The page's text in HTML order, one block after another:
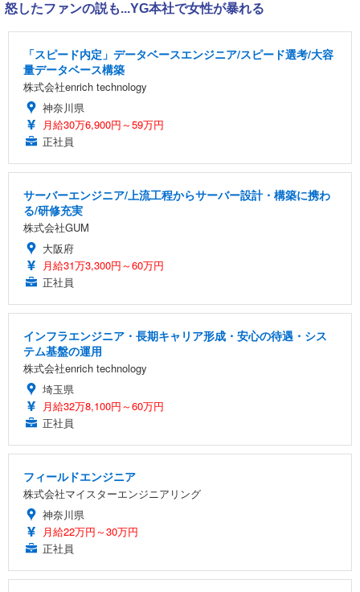
怒したファンの説も...YG本社で女性が暴れる
「スピード内定」データベースエンジニア/スピード選考/大容
量データベース構築
株式会社enrich technology
神奈川県
月給30万6,900円～59万円
正社員
サーバーエンジニア/上流工程からサーバー設計・構築に携わ
る/研修充実
株式会社GUM
大阪府
月給31万3,300円～60万円
正社員
インフラエンジニア・長期キャリア形成・安心の待遇・シス
テム基盤の運用
株式会社enrich technology
埼玉県
月給32万8,100円～60万円
正社員
フィールドエンジニア
株式会社マイスターエンジニアリング
神奈川県
月給22万円～30万円
正社員